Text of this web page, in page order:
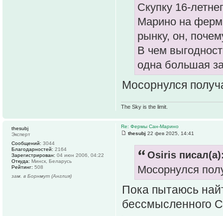
Скупку 16-
Марино на
рынку, он,
В чем
одна большая
Мосорнулся
The Sky is the limit.
Re: Фермы Сан-Марино
thesubj 22 фев 2025, 14:41
Osiris
Мосорнулся
Пока пытаюсь
бессмысленного
thesubj
Эксперт
Сообщений: 3044
Благодарностей: 2164
Зарегистрирован: 04 июн 2006, 04:22
Откуда: Минск, Беларусь
Рейтинг: 508
зам. в Борнмут (Англия)